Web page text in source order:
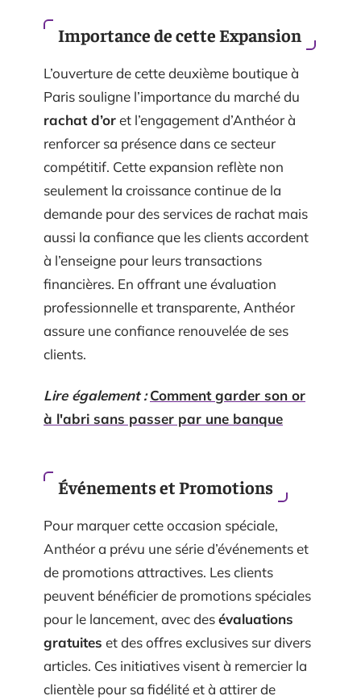
Importance de cette Expansion
L’ouverture de cette deuxième boutique à
Paris souligne l’importance du marché du
rachat d’oret l’engagement d’Anthéor à
renforcer sa présence dans ce secteur
compétitif. Cette expansion reflète non
seulement la croissance continue de la
demande pour des services de rachat mais
aussi la confiance que les clients accordent
à l’enseigne pour leurs transactions
financières. En offrant une évaluation
professionnelle et transparente, Anthéor
assure une confiance renouvelée de ses
clients.
Lire également : Comment garder son or
à l'abri sans passer par une banque
Événements et Promotions
Pour marquer cette occasion spéciale,
Anthéor a prévu une série d’événements et
de promotions attractives. Les clients
peuvent bénéficier de promotions spéciales
pour le lancement, avec desévaluations
gratuites et des offres exclusives sur divers
articles. Ces initiatives visent à remercier la
clientèle pour sa fidélité et à attirer de